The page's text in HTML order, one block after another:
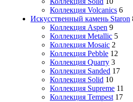
Коллекция Volcanics 6
Искусственный камень Staron
Коллекция Aspen 9
Коллекция Metallic 5
Коллекция Mosaic 2
Коллекция Pebble 12
Коллекция Quarry 3
Коллекция Sanded 17
Коллекция Solid 10
Коллекция Supreme 11
Коллекция Tempest 17